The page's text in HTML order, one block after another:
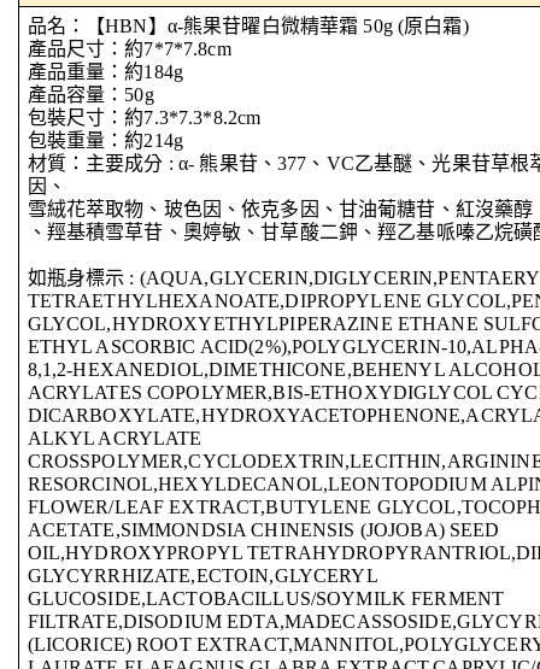
品名：【HBN】α-熊果苷曜白微精華霜 50g (原白霜)
產品尺寸：約7*7*7.8cm
產品重量：約184g
產品容量：50g
包裝尺寸：約7.3*7.3*8.2cm
包裝重量：約214g
材質：主要成分 : α- 熊果苷、377、VC乙基醚、光果苷草根
因、
雪絨花萃取物、玻色因、依克多因、甘油葡糖苷、紅沒藥醇
、羥基積雪草苷、奧婷敏、甘草酸二鉀、羥乙基哌嗪乙烷磺
如瓶身標示 :
TETRAETHYLHEXANOATE,DIPROPYLENE
GLYCOL,HYDROXYETHYLPIPERAZINE ETHANE
ETHYL ASCORBIC ACID(2%),POLYGLYCERIN-
8,1,2-HEXANEDIOL,DIMETHICONE,BEHENYL
ACRYLATES COPOLYMER,BIS-ETHOXYDIGLYCOL
ALKYL ACRYLATE
RESORCINOL,HEXYLDECANOL,LEONTOPODIUM
FLOWER/LEAF EXTRACT,BUTYLENE
ACETATE,SIMMONDSIA CHINENSIS (JOJOBA) SEED
OIL,HYDROXYPROPYL
GLYCYRRHIZATE,ECTOIN,GLYCERYL
GLUCOSIDE,LACTOBACILLUS/SOYMILK FERMENT
FILTRATE,DISODIUM
(LICORICE) ROOT